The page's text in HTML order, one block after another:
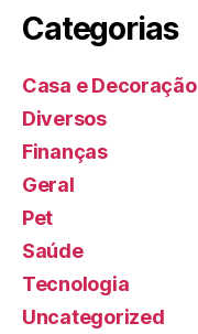
Categorias
Casa e Decoração
Diversos
Finanças
Geral
Pet
Saúde
Tecnologia
Uncategorized